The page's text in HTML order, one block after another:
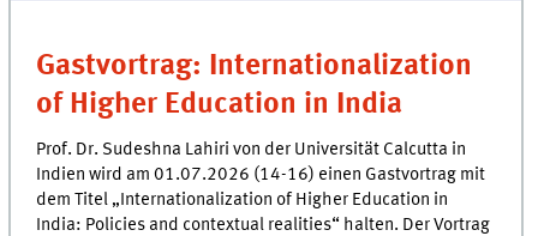
Gastvortrag: Internationalization
of Higher Education in India
Prof. Dr. Sudeshna Lahiri von der Universität Calcutta in
Indien wird am 01.07.2026 (14-16) einen Gastvortrag mit
dem Titel „Internationalization of Higher Education in
India: Policies and contextual realities“ halten. Der Vortrag